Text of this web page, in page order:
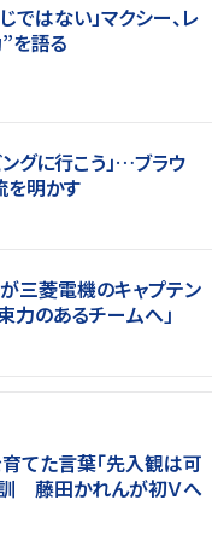
ではない」マクシー、レ
を語る
グに行こう」…ブラウ
を明かす
三菱電機のキャプテン
のあるチームへ」
てた言葉「先入観は可
藤田かれんが初Ｖへ